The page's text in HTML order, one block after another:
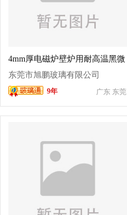
4mm厚电磁炉壁炉用耐高温黑微
晶玻璃
东莞市旭鹏玻璃有限公司
广东 东莞
9年